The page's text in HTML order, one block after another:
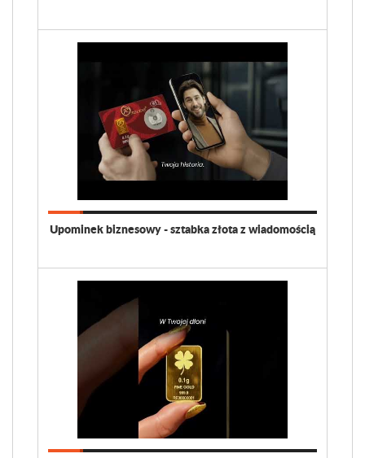
Upominek biznesowy - sztabka złota z wiadomością